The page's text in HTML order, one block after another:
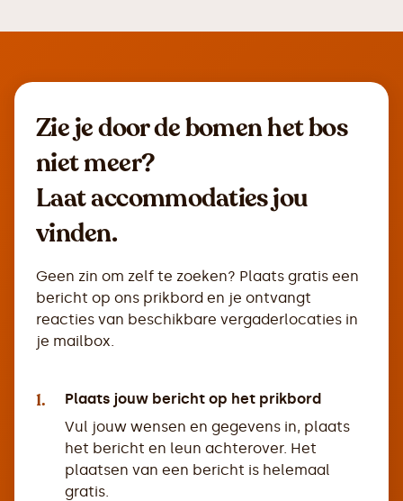
Zie je door de bomen het bos
niet meer?
Laat accommodaties jou
vinden.
Geen zin om zelf te zoeken? Plaats gratis een
bericht op ons prikbord en je ontvangt
reacties van beschikbare vergaderlocaties in
je mailbox.
1.
Plaats jouw bericht op het prikbord
Vul jouw wensen en gegevens in, plaats
het bericht en leun achterover. Het
plaatsen van een bericht is helemaal
gratis.